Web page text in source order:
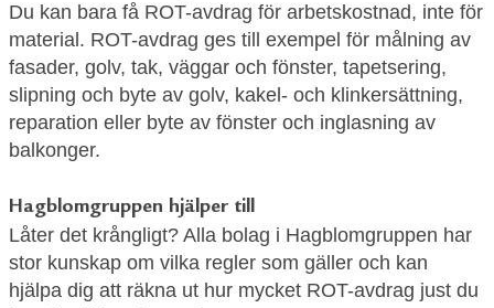
Du kan bara få ROT-avdrag för arbetskostnad, inte för
material. ROT-avdrag ges till exempel för målning av
fasader, golv, tak, väggar och fönster, tapetsering,
slipning och byte av golv, kakel- och klinkersättning,
reparation eller byte av fönster och inglasning av
balkonger.
Hagblomgruppen hjälper till
Låter det krångligt? Alla bolag i Hagblomgruppen har
stor kunskap om vilka regler som gäller och kan
hjälpa dig att räkna ut hur mycket ROT-avdrag just du